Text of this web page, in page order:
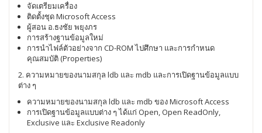
จัดเตรียมเครื่อง
ติดตั้งชุด Microsoft Access
ผู้สอน อ.ธงชัย พยุงภร
การสร้างฐานข้อมูลใหม่
การนำไฟล์ตัวอย่างจาก CD-ROM ไปศึกษา และการกำหนด
คุณสมบัติ (Properties)
2. ความหมายของนามสกุล ldb และ mdb และการเปิดฐานข้อมูลแบบ
ต่าง ๆ
ความหมายของนามสกุล ldb และ mdb ของ Microsoft Access
การเปิดฐานข้อมูลแบบต่าง ๆ ได้แก่ Open, Open ReadOnly,
Exclusive และ Exclusive Readonly